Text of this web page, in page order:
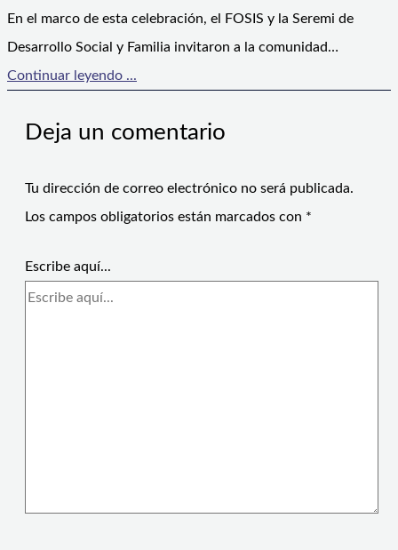
En el marco de esta celebración, el FOSIS y la Seremi de
Desarrollo Social y Familia invitaron a la comunidad…
Continuar leyendo ...
Deja un comentario
Tu dirección de correo electrónico no será publicada.
Los campos obligatorios están marcados con *
Escribe aquí...